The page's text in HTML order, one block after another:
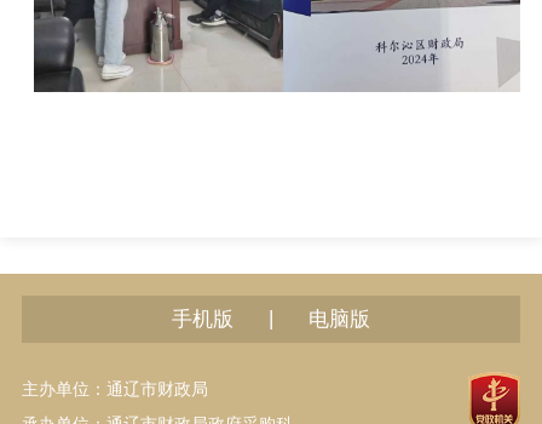
手机版 电脑版
主办单位：通辽市财政局